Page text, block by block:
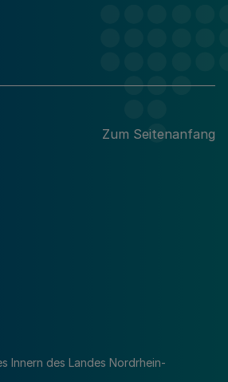
Zum Seitenanfang
Innern des Landes Nordrhein-